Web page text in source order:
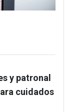
y patronal
cuidados